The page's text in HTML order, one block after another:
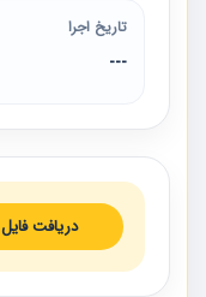
تاریخ اجرا
---
دریافت فایل